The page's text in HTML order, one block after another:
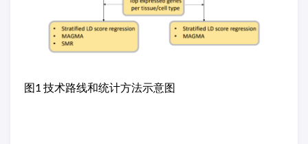
图1 技术路线和统计方法示意图